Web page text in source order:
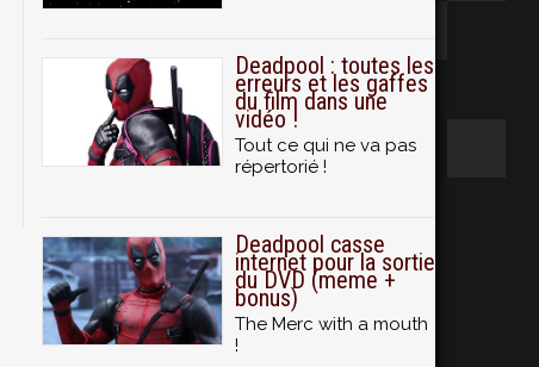
Deadpool : toutes les
erreurs et les gaffes
du film dans une
vidéo !
Tout ce qui ne va pas
répertorié !
Deadpool casse
internet pour la sortie
du DVD (meme +
bonus)
The Merc with a mouth
!